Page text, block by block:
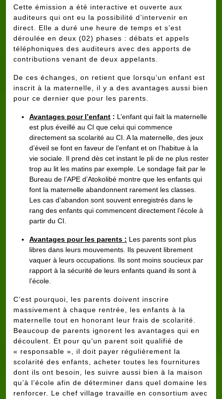
Cette émission a été interactive et ouverte aux
auditeurs qui ont eu la possibilité d’intervenir en
direct. Elle a duré une heure de temps et s’est
déroulée en deux (02) phases : débats et appels
téléphoniques des auditeurs avec des apports de
contributions venant de deux appelants.
De ces échanges, on retient que lorsqu’un enfant est
inscrit à la maternelle, il y a des avantages aussi bien
pour ce dernier que pour les parents.
Avantages pour l’enfant : L’enfant qui fait la maternelle
est plus éveillé au CI que celui qui commence
directement sa scolarité au CI. A la maternelle, des jeux
d’éveil se font en faveur de l’enfant et on l’habitue à la
vie sociale. Il prend dès cet instant le pli de ne plus rester
trop au lit les matins par exemple. Le sondage fait par le
Bureau de l’APE d’Atokolibé montre que les enfants qui
font la maternelle abandonnent rarement les classes.
Les cas d’abandon sont souvent enregistrés dans le
rang des enfants qui commencent directement l’école à
partir du CI.
Avantages pour les parents : Les parents sont plus
libres dans leurs mouvements. Ils peuvent librement
vaquer à leurs occupations. Ils sont moins soucieux par
rapport à la sécurité de leurs enfants quand ils sont à
l’école.
C’est pourquoi, les parents doivent inscrire
massivement à chaque rentrée, les enfants à la
maternelle tout en honorant leur frais de scolarité.
Beaucoup de parents ignorent les avantages qui en
découlent. Et pour qu’un parent soit qualifié de
« responsable », il doit payer régulièrement la
scolarité des enfants, acheter toutes les fournitures
dont ils ont besoin, les suivre aussi bien à la maison
qu’à l’école afin de déterminer dans quel domaine les
renforcer. Le chef village travaille en consortium avec